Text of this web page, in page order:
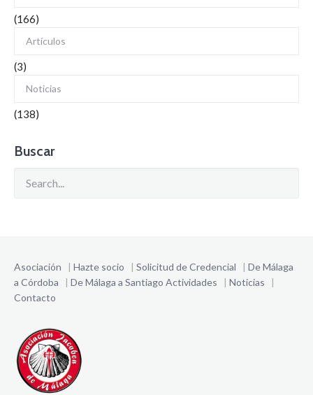
(166)
Artículos
(3)
Noticias
(138)
Buscar
Asociación | Hazte socio | Solicitud de Credencial | De Málaga
a Córdoba | De Málaga a Santiago Actividades | Noticias |
Contacto